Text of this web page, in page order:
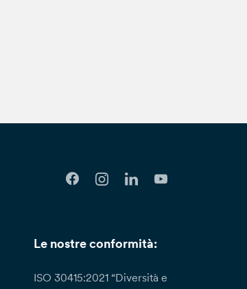
Le nostre conformità:
ISO 30415:2021 “Diversità e